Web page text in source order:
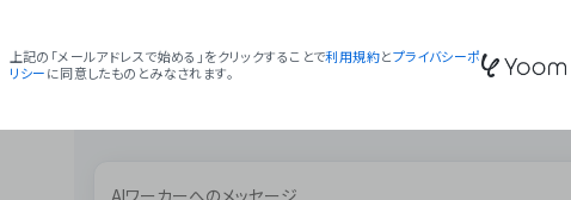
上記の「メールアドレスで始める」をクリックすることで利用規約とプライバシーポ
リシー に同意したものとみなされます。